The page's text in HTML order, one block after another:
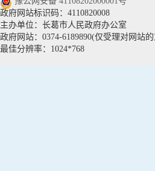
政府网站标识码：4110820008
主办单位：长葛市人民政府办公室
政府网站：0374-6189890(仅受理对网站
最佳分辨率：1024*768